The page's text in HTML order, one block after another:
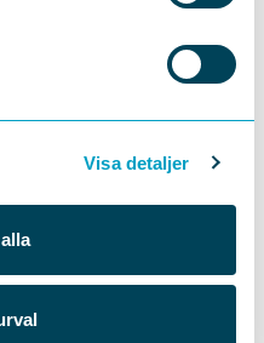
Visa detaljer